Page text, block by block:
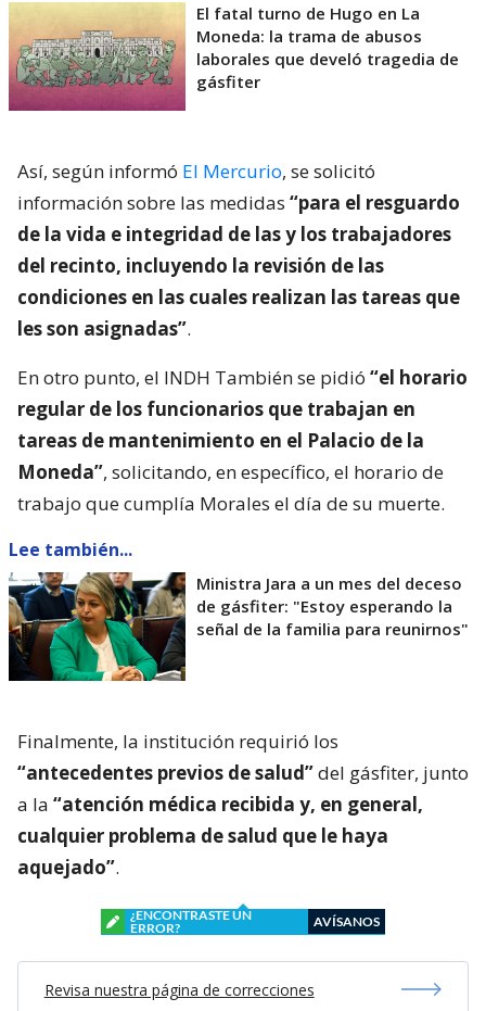
El fatal turno de Hugo en La
Moneda: la trama de abusos
laborales que develó tragedia de
gásfiter
Así, según informó El Mercurio, se solicitó
información sobre las medidas “para el resguardo
de la vida e integridad de las y los trabajadores
del recinto, incluyendo la revisión de las
condiciones en las cuales realizan las tareas que
les son asignadas”.
En otro punto, el INDH También se pidió “el horario
regular de los funcionarios que trabajan en
tareas de mantenimiento en el Palacio de la
Moneda”, solicitando, en específico, el horario de
trabajo que cumplía Morales el día de su muerte.
Lee también...
Ministra Jara a un mes del deceso
de gásfiter: "Estoy esperando la
señal de la familia para reunirnos"
Finalmente, la institución requirió los
“antecedentes previos de salud”del gásfiter, junto
a la “atención médica recibida y, en general,
cualquier problema de salud que le haya
aquejado”.
¿ENCONTRASTE UN
ERROR?
AVÍSANOS
Revisa nuestra página de correcciones